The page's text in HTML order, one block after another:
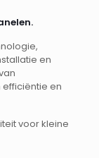
en
en
voor kleine